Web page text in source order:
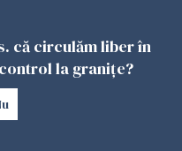
că circulăm liber în
la granițe?